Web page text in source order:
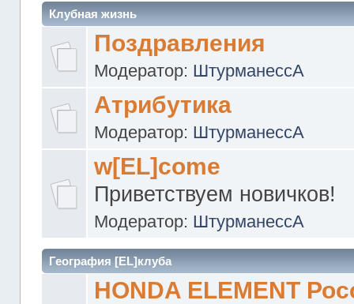
Клубная жизнь
Поздравления
Модератор: ШтурманессА
Атрибутика
Модератор: ШтурманессА
w[EL]come
Приветствуем новичков!
Модератор: ШтурманессА
География [EL]клуба
HONDA ELEMENT